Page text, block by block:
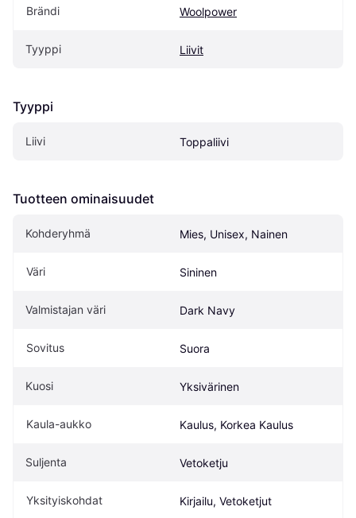
Brändi Woolpower
Tyyppi Liivit
Tyyppi
Liivi Toppaliivi
Tuotteen ominaisuudet
Kohderyhmä Mies, Unisex, Nainen
Väri Sininen
Valmistajan väri Dark Navy
Sovitus Suora
Kuosi Yksivärinen
Kaula-aukko Kaulus, Korkea Kaulus
Suljenta Vetoketju
Yksityiskohdat Kirjailu, Vetoketjut